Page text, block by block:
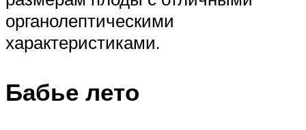
органолептическими
характеристиками.
Бабье лето